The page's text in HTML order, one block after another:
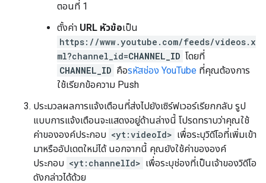
ตอนที่ 1
ตั้งค่า URL หัวข้อเป็น
https://www.youtube.com/feeds/videos.x
ml?channel_id=CHANNEL_ID โดยที่
CHANNEL_ID คือรหัสช่อง YouTube ที่คุณต้องการ
ใช้เรียกข้อความ Push
ประมวลผลการแจ้งเตือนที่ส่งไปยังเซิร์ฟเวอร์เรียกกลับ รูป
แบบการแจ้งเตือนจะแสดงอยู่ด้านล่างนี้ โปรดทราบว่าคุณใช้
ค่าขององค์ประกอบ <yt:videoId> เพื่อระบุวิดีโอที่เพิ่มเข้า
มาหรืออัปเดตใหม่ได้ นอกจากนี้ คุณยังใช้ค่าขององค์
ประกอบ <yt:channelId> เพื่อระบุช่องที่เป็นเจ้าของวิดีโอ
ดังกล่าวได้ด้วย